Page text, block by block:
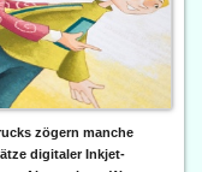
zögern manche
digitaler Inkjet-